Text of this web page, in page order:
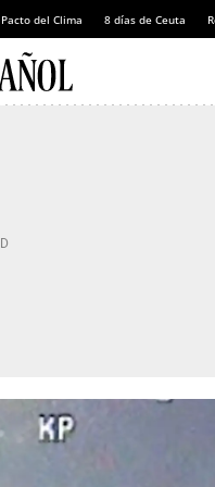
Pacto del Clima 8 días de Ceuta